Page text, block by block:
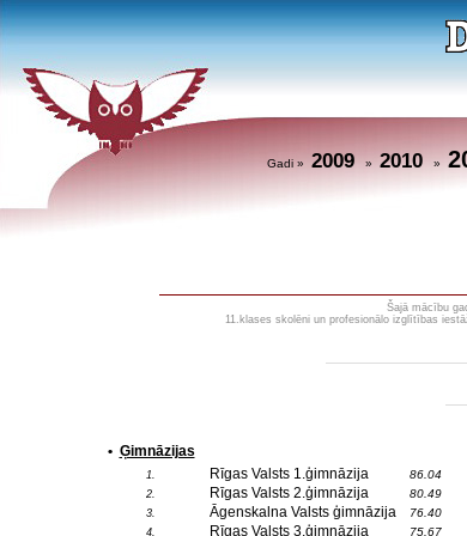
Gadi » 2009 » 2010 »
Šajā mācību
11.klases skolēni un profesionālo izglītības
• Ģimnāzijas
1. Rīgas Valsts 1.ģimnāzija 86.04
2. Rīgas Valsts 2.ģimnāzija 80.49
3. Āgenskalna Valsts ģimnāzija 76.40
4. Rīgas Valsts 3.ģimnāzija 75.67